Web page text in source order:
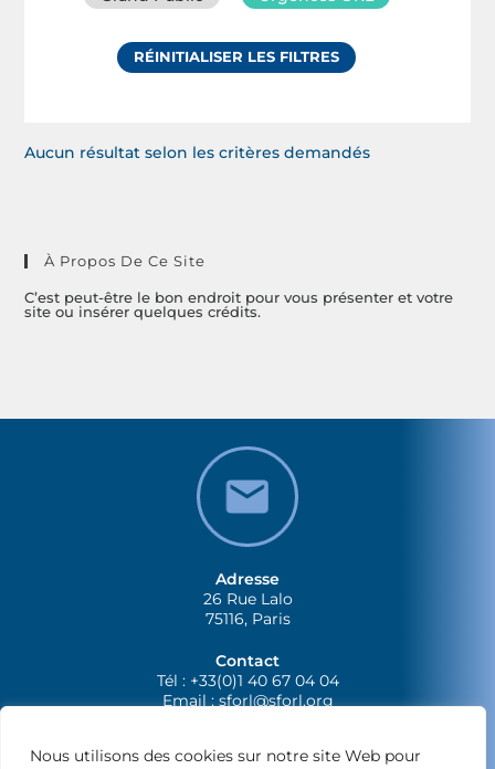
Nous utilisons des cookies sur notre site Web pour
RÉINITIALISER LES FILTRES
Aucun résultat selon les critères demandés
À Propos De Ce Site
C’est peut-être le bon endroit pour vous présenter et votre
site ou insérer quelques crédits.
Adresse
26 Rue Lalo
75116, Paris
Contact
Tél : +33(0)1 40 67 04 04
Email :sforl@sforl.org